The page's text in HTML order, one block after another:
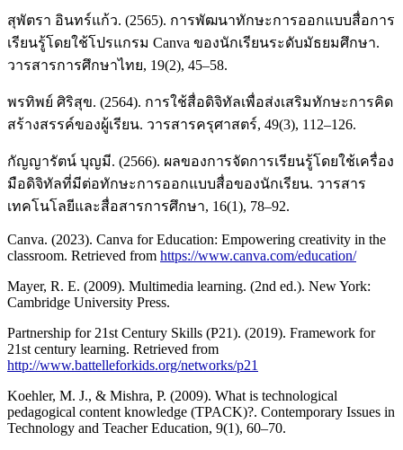
สุพัตรา อินทร์แก้ว. (2565). การพัฒนาทักษะการออกแบบสื่อการ
เรียนรู้โดยใช้โปรแกรม Canva ของนักเรียนระดับมัธยมศึกษา.
วารสารการศึกษาไทย, 19(2), 45–58.
พรทิพย์ ศิริสุข. (2564). การใช้สื่อดิจิทัลเพื่อส่งเสริมทักษะการคิด
สร้างสรรค์ของผู้เรียน. วารสารครุศาสตร์, 49(3), 112–126.
กัญญารัตน์ บุญมี. (2566). ผลของการจัดการเรียนรู้โดยใช้เครื่อง
มือดิจิทัลที่มีต่อทักษะการออกแบบสื่อของนักเรียน. วารสาร
เทคโนโลยีและสื่อสารการศึกษา, 16(1), 78–92.
Canva. (2023). Canva for Education: Empowering creativity in the
classroom. Retrieved from https://www.canva.com/education/
Mayer, R. E. (2009). Multimedia learning. (2nd ed.). New York:
Cambridge University Press.
Partnership for 21st Century Skills (P21). (2019). Framework for
21st century learning. Retrieved from
http://www.battelleforkids.org/networks/p21
Koehler, M. J., & Mishra, P. (2009). What is technological
pedagogical content knowledge (TPACK)?. Contemporary Issues in
Technology and Teacher Education, 9(1), 60–70.